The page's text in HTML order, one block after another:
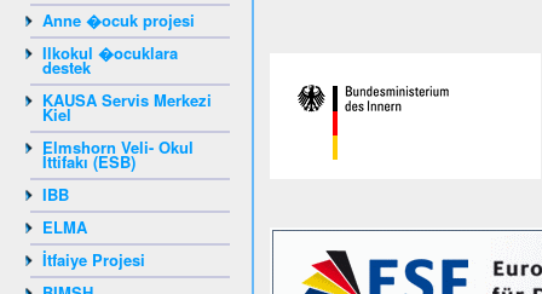
Anne �ocuk projesi
Ilkokul �ocuklara
destek
KAUSA Servis Merkezi
Kiel
Elmshorn Veli- Okul
İttifakı (ESB)
IBB
ELMA
İtfaiye Projesi